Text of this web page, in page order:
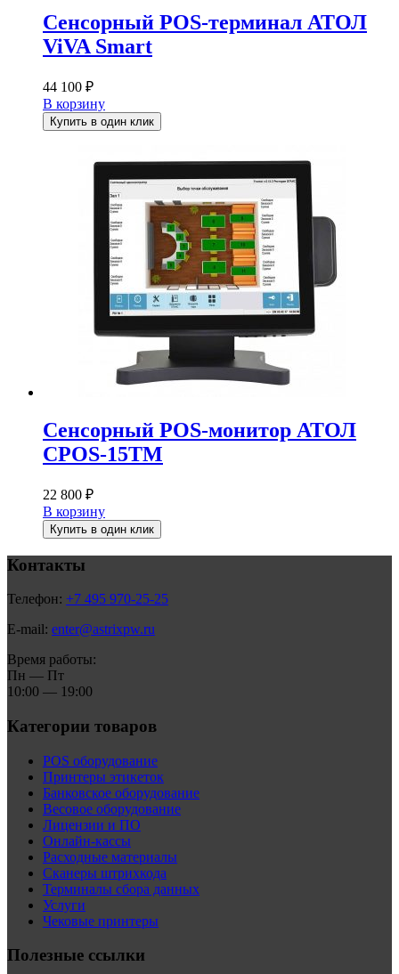
Сенсорный POS-терминал АТОЛ
ViVA Smart
44 100 ₽
В корзину
Купить в один клик
Сенсорный POS-монитор АТОЛ
CPOS-15TM
22 800 ₽
В корзину
Купить в один клик
Контакты
Телефон: +7 495 970-25-25
E-mail: enter@astrixpw.ru
Время работы:
Пн — Пт
10:00 — 19:00
Категории товаров
POS оборудование
Принтеры этикеток
Банковское оборудование
Весовое оборудование
Лицензии и ПО
Онлайн-кассы
Расходные материалы
Сканеры штрихкода
Терминалы сбора данных
Услуги
Чековые принтеры
Полезные ссылки